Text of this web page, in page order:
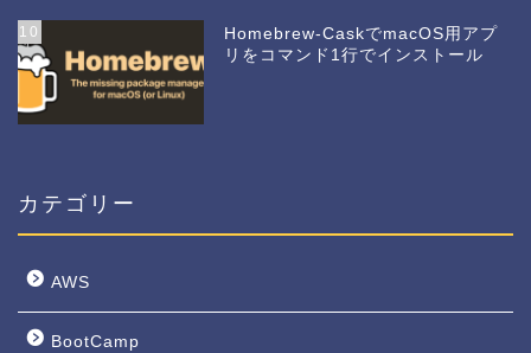
10
Homebrew-CaskでmacOS用アプ
リをコマンド1行でインストール
カテゴリー
AWS
BootCamp